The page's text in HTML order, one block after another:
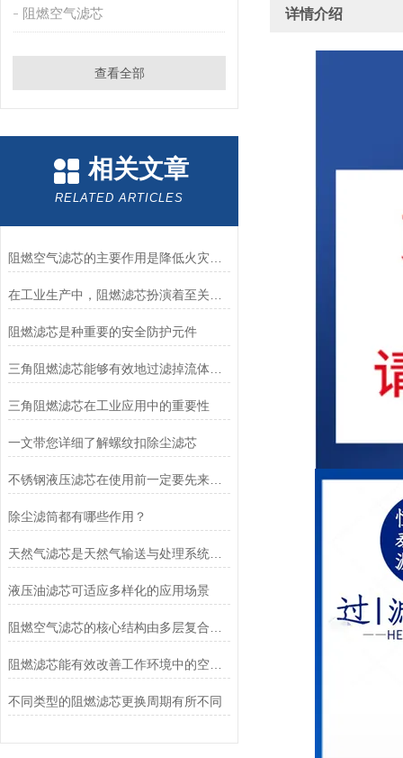
阻燃空气滤芯
查看全部
相关文章
RELATED ARTICLES
阻燃空气滤芯的主要作用是降低火灾风险
阻燃滤芯是种重要的安全防护元件
三角阻燃滤芯能够有效地过滤掉流体中的各类杂质
三角阻燃滤芯在工业应用中的重要性
一文带您详细了解螺纹扣除尘滤芯
不锈钢液压滤芯在使用前一定要先来了解下这些
除尘滤筒都有哪些作用？
天然气滤芯是天然气输送与处理系统中的关键组件
液压油滤芯可适应多样化的应用场景
阻燃滤芯能有效改善工作环境中的空气质量
不同类型的阻燃滤芯更换周期有所不同
详情介绍